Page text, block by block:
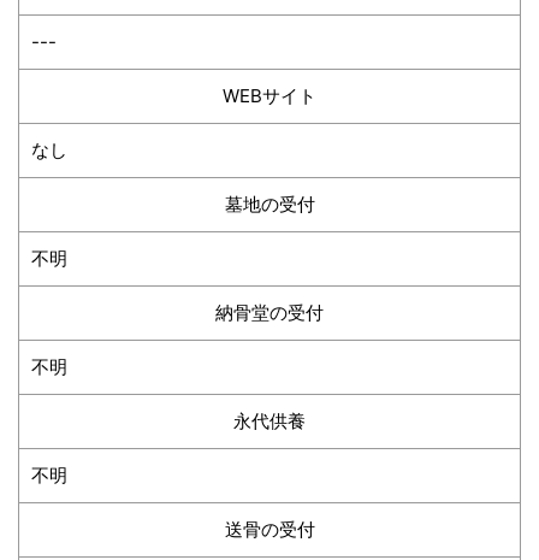
---
WEBサイト
なし
墓地の受付
不明
納骨堂の受付
不明
永代供養
不明
送骨の受付